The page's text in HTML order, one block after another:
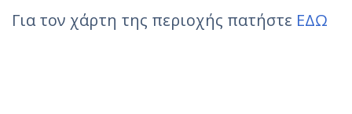
Για τον χάρτη της περιοχής πατήστε ΕΔΩ